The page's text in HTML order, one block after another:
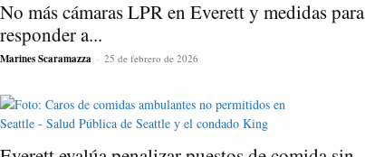
No más cámaras LPR en Everett y medidas para
responder a...
Marines Scaramazza - 25 de febrero de 2026